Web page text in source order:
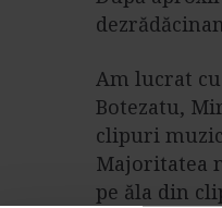
Am lucrat
Botezatu,
clipuri
Majoritatea
pe ăla din